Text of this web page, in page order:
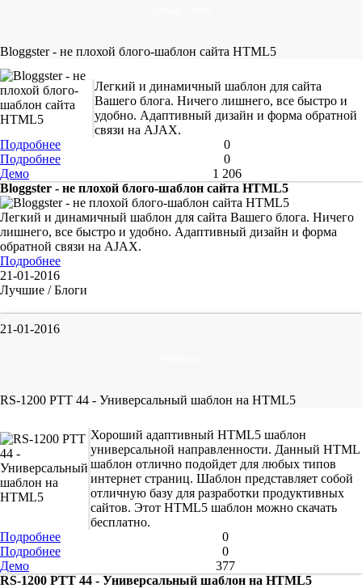
Bloggster - не плохой блого-шаблон сайта HTML5
Легкий и динамичный шаблон для сайта
Вашего блога. Ничего лишнего, все быстро и
удобно. Адаптивный дизайн и форма обратной
связи на AJAX.
Подробнее
Подробнее
Демо
0
0
1 206
Bloggster - не плохой блого-шаблон сайта HTML5
Легкий и динамичный шаблон для сайта Вашего блога. Ничего
лишнего, все быстро и удобно. Адаптивный дизайн и форма
обратной связи на AJAX.
Подробнее
21-01-2016
Лучшие / Блоги
21-01-2016
RS-1200 PTT 44 - Универсальный шаблон на HTML5
Хороший адаптивный HTML5 шаблон
универсальной направленности. Данный HTML
шаблон отлично подойдет для любых типов
интернет страниц. Шаблон представляет собой
отличную базу для разработки продуктивных
сайтов. Этот HTML5 шаблон можно скачать
бесплатно.
Подробнее
Подробнее
Демо
0
0
377
RS-1200 PTT 44 - Универсальный шаблон на HTML5